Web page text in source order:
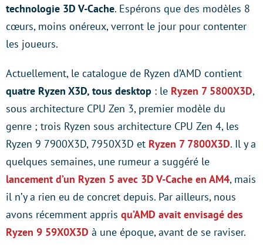
technologie 3D V-Cache. Espérons que des modèles 8
cœurs, moins onéreux, verront le jour pour contenter
les joueurs.
Actuellement, le catalogue de Ryzen d’AMD contient
quatre Ryzen X3D, tous desktop : le Ryzen 7 5800X3D,
sous architecture CPU Zen 3, premier modèle du
genre ; trois Ryzen sous architecture CPU Zen 4, les
Ryzen 9 7900X3D, 7950X3D et Ryzen 7 7800X3D. Il y a
quelques semaines, une rumeur a suggéré le
lancement d’un Ryzen 5 avec 3D V-Cache en AM4, mais
il n’y a rien eu de concret depuis. Par ailleurs, nous
avons récemment appris qu’AMD avait envisagé des
Ryzen 9 59X0X3D à une époque, avant de se raviser.